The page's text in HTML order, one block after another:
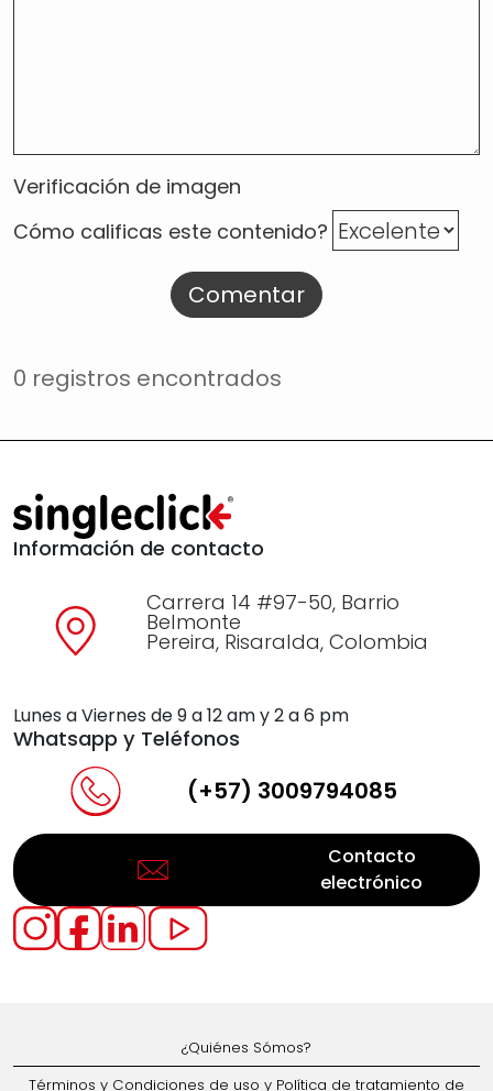
Verificación de imagen
Cómo calificas este contenido?
Comentar
0 registros encontrados
Información de contacto
Carrera 14 #97-50, Barrio
Belmonte
Pereira, Risaralda, Colombia
Lunes a Viernes de 9 a 12 am y 2 a 6 pm
Whatsapp y Teléfonos
(+57) 3009794085
Contacto
electrónico
¿Quiénes Sómos?
Términos y Condiciones de uso y Política de tratamiento de